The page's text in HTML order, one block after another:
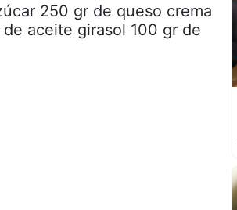
250 gr de queso crema
aceite girasol 100 gr de